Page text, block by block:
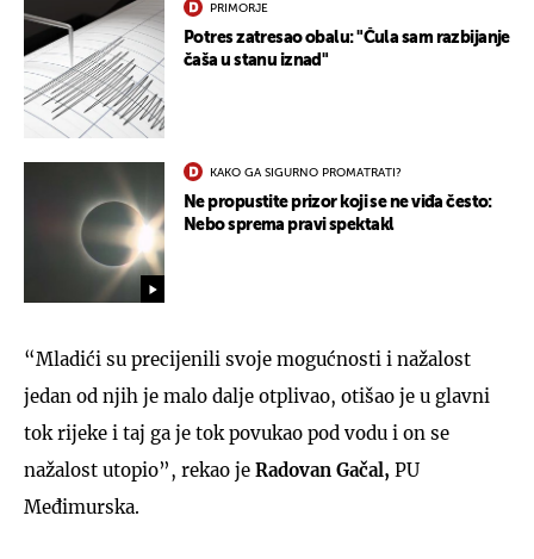
PRIMORJE
Potres zatresao obalu: "Čula sam razbijanje
čaša u stanu iznad"
KAKO GA SIGURNO PROMATRATI?
Ne propustite prizor koji se ne viđa često:
Nebo sprema pravi spektakl
“Mladići su precijenili svoje mogućnosti i nažalost
jedan od njih je malo dalje otplivao, otišao je u glavni
tok rijeke i taj ga je tok povukao pod vodu i on se
nažalost utopio”, rekao je Radovan Gačal, PU
Međimurska.